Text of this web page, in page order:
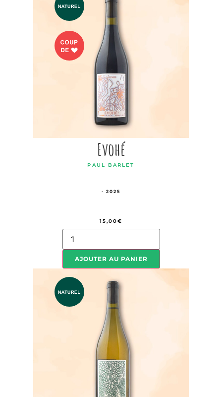
Evohé
PAUL BARLET
- 2025
15,00€
AJOUTER AU PANIER